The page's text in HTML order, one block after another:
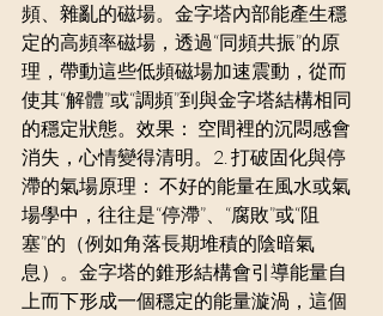
頻、雜亂的磁場。金字塔內部能產生穩
定的高頻率磁場，透過“同頻共振”的原
理，帶動這些低頻磁場加速震動，從而
使其“解體”或“調頻”到與金字塔結構相同
的穩定狀態。效果： 空間裡的沉悶感會
消失，心情變得清明。2. 打破固化與停
滯的氣場原理： 不好的能量在風水或氣
場學中，往往是“停滯”、“腐敗”或“阻
塞”的（例如角落長期堆積的陰暗氣
息）。金字塔的錐形結構會引導能量自
上而下形成一個穩定的能量漩渦，這個